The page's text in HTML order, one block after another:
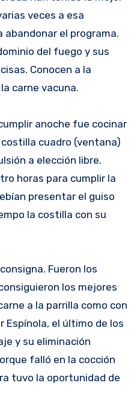
veces a esa
abandonar el programa.
del fuego y sus
Conocen a la
carne vacuna.
anoche fue cocinar
cuadro (ventana)
a elección libre.
horas para cumplir la
presentar el guiso
la costilla con su
Fueron los
los mejores
a la parrilla como con
Espínola, el último de los
y su eliminación
falló en la cocción
tuvo la oportunidad de